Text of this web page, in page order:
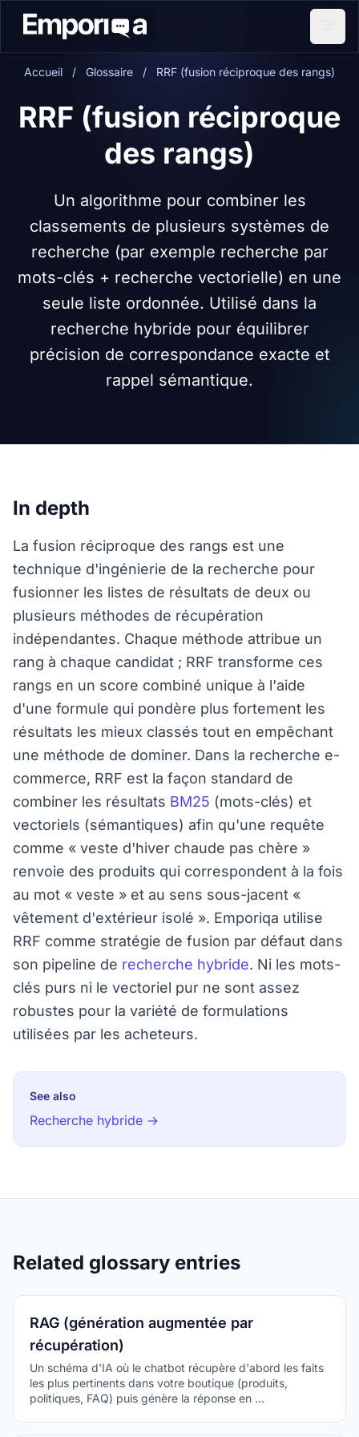
Accueil / Glossaire / RRF (fusion réciproque des rangs)
RRF (fusion réciproque
des rangs)
Un algorithme pour combiner les
classements de plusieurs systèmes de
recherche (par exemple recherche par
mots-clés + recherche vectorielle) en une
seule liste ordonnée. Utilisé dans la
recherche hybride pour équilibrer
précision de correspondance exacte et
rappel sémantique.
In depth
La fusion réciproque des rangs est une
technique d'ingénierie de la recherche pour
fusionner les listes de résultats de deux ou
plusieurs méthodes de récupération
indépendantes. Chaque méthode attribue un
rang à chaque candidat ; RRF transforme ces
rangs en un score combiné unique à l'aide
d'une formule qui pondère plus fortement les
résultats les mieux classés tout en empêchant
une méthode de dominer. Dans la recherche e-
commerce, RRF est la façon standard de
combiner les résultats BM25 (mots-clés) et
vectoriels (sémantiques) afin qu'une requête
comme « veste d'hiver chaude pas chère »
renvoie des produits qui correspondent à la fois
au mot « veste » et au sens sous-jacent «
vêtement d'extérieur isolé ». Emporiqa utilise
RRF comme stratégie de fusion par défaut dans
son pipeline de recherche hybride. Ni les mots-
clés purs ni le vectoriel pur ne sont assez
robustes pour la variété de formulations
utilisées par les acheteurs.
See also
Recherche hybride →
Related glossary entries
RAG (génération augmentée par
récupération)
Un schéma d'IA où le chatbot récupère d'abord les faits
les plus pertinents dans votre boutique (produits,
politiques, FAQ) puis génère la réponse en …